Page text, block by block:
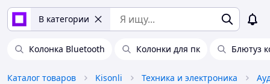
В категории
Колонка Bluetooth Колонки для пк Блютуз
Каталог товаров Kisonli Техника и электроника